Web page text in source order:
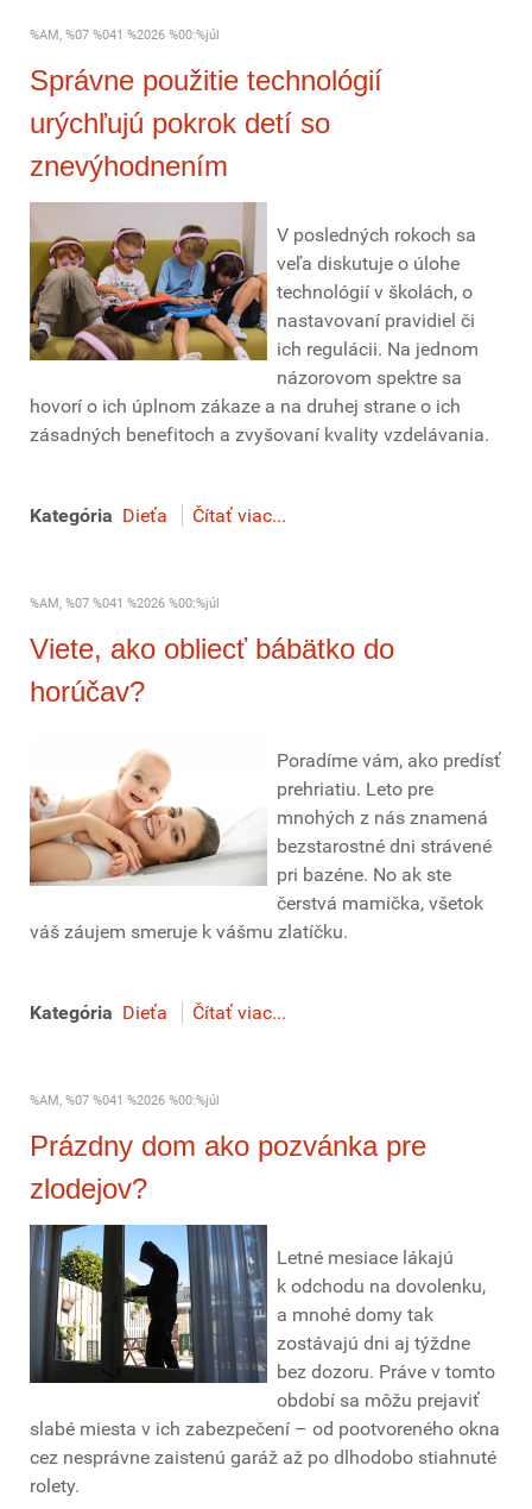
%AM, %07 %041 %2026 %00:%júl
Správne použitie technológií
urýchľujú pokrok detí so
znevýhodnením
V posledných rokoch sa
veľa diskutuje o úlohe
technológií v školách, o
nastavovaní pravidiel či
ich regulácii. Na jednom
názorovom spektre sa
hovorí o ich úplnom zákaze a na druhej strane o ich
zásadných benefitoch a zvyšovaní kvality vzdelávania.
Kategória Dieťa Čítať viac...
%AM, %07 %041 %2026 %00:%júl
Viete, ako obliecť bábätko do
horúčav?
Poradíme vám, ako predísť
prehriatiu. Leto pre
mnohých z nás znamená
bezstarostné dni strávené
pri bazéne. No ak ste
čerstvá mamička, všetok
váš záujem smeruje k vášmu zlatíčku.
Kategória Dieťa Čítať viac...
%AM, %07 %041 %2026 %00:%júl
Prázdny dom ako pozvánka pre
zlodejov?
Letné mesiace lákajú
k odchodu na dovolenku,
a mnohé domy tak
zostávajú dni aj týždne
bez dozoru. Práve v tomto
období sa môžu prejaviť
slabé miesta v ich zabezpečení – od pootvoreného okna
cez nesprávne zaistenú garáž až po dlhodobo stiahnuté
rolety.